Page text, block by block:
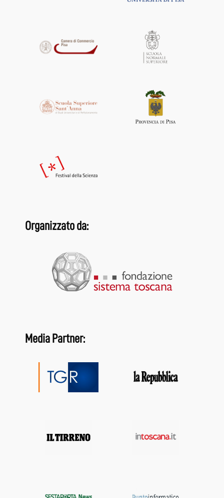
Organizzato da:
Media Partner: